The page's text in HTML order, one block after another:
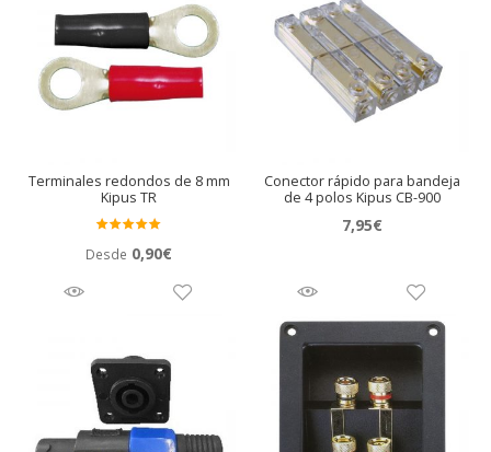
Terminales redondos de 8 mm
Kipus TR
do en
Desde 0,90€
Conector rápido para bandeja
de 4 polos Kipus CB-900
7,95€